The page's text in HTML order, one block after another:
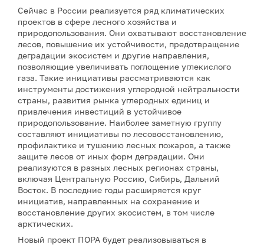
Сейчас в России реализуется ряд климатических
проектов в сфере лесного хозяйства и
природопользования. Они охватывают восстановление
лесов, повышение их устойчивости, предотвращение
деградации экосистем и другие направления,
позволяющие увеличивать поглощение углекислого
газа. Такие инициативы рассматриваются как
инструменты достижения углеродной нейтральности
страны, развития рынка углеродных единиц и
привлечения инвестиций в устойчивое
природопользование. Наиболее заметную группу
составляют инициативы по лесовосстановлению,
профилактике и тушению лесных пожаров, а также
защите лесов от иных форм деградации. Они
реализуются в разных лесных регионах страны,
включая Центральную Россию, Сибирь, Дальний
Восток. В последние годы расширяется круг
инициатив, направленных на сохранение и
восстановление других экосистем, в том числе
арктических.
Новый проект ПОРА будет реализовываться в